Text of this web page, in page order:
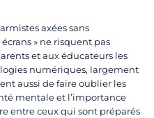
axées sans
» ne risquent pas
et aux éducateurs les
numériques, largement
aussi de faire oublier les
mentale et l’importance
entre ceux qui sont préparés